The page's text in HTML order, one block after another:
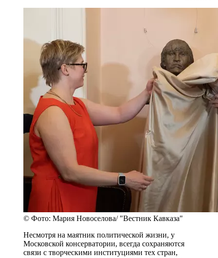
© Фото: Мария Новоселова/ "Вестник Кавказа"
Несмотря на маятник политической жизни, у
Московской консерватории, всегда сохраняются
связи с творческими институциями тех стран,